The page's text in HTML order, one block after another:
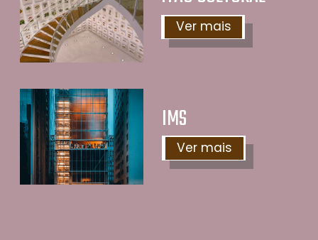
IMS
Ver mais
Ver mais